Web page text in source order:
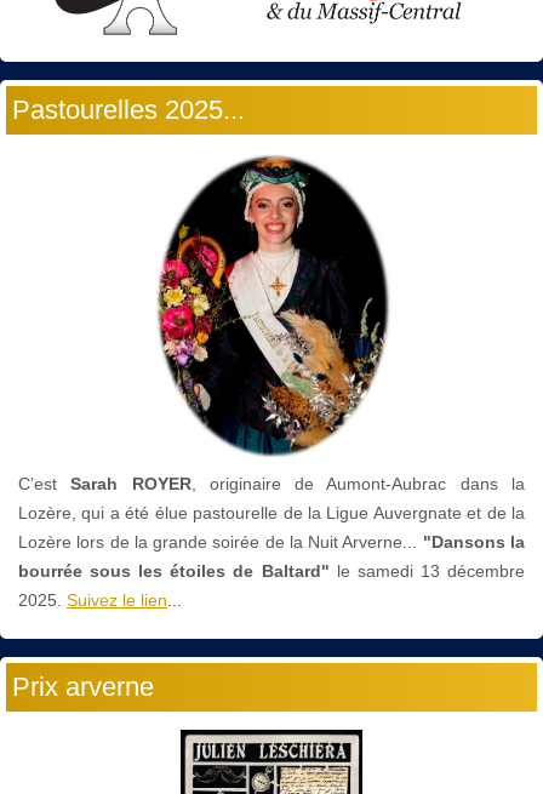
Pastourelles 2025...
C’estSarah ROYER, originaire de Aumont-Aubrac dans la
Lozère, qui a été élue pastourelle de la Ligue Auvergnate et de la
Lozère lors de la grande soirée de la Nuit Arverne... "Dansons la
bourrée sous les étoiles de Baltard" le samedi 13 décembre
2025. Suivez le lien...
Prix arverne